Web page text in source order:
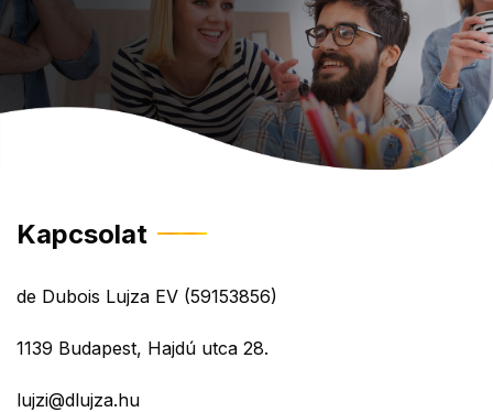
Kapcsolat
de Dubois Lujza EV (59153856)
1139 Budapest, Hajdú utca 28.
lujzi@dlujza.hu